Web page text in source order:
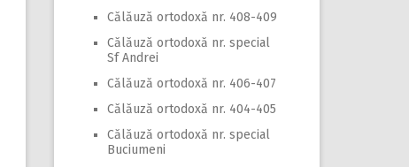
Călăuză ortodoxă nr. 408-409
Călăuză ortodoxă nr. special
Sf Andrei
Călăuză ortodoxă nr. 406-407
Călăuză ortodoxă nr. 404-405
Călăuză ortodoxă nr. special
Buciumeni